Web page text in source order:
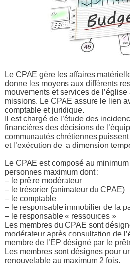
Le CPAE gère les affaires
donne les moyens aux différents
mouvements et services de
missions. Le CPAE assure le lien
comptable et juridique.
Il est chargé de l’étude des
financières des décisions de
communautés chrétiennes
et l’exécution de la dimension
Le CPAE est composé au
personnes maximum dont :
– le prêtre modérateur
– le trésorier (animateur du CPAE)
– le comptable
– le responsable immobilier de la
– le responsable « ressources »
Les membres du CPAE sont
modérateur après consultation de
membre de l’EP désigné par le
Les membres sont désignés pour
renouvelable au maximum 2 fois.